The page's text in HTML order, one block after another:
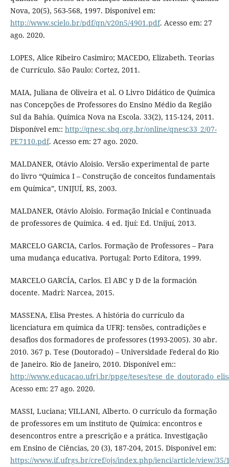
Nova, 20(5), 563-568, 1997. Disponível em:
http://www.scielo.br/pdf/qn/v20n5/4901.pdf. Acesso em: 27
ago. 2020.
LOPES, Alice Ribeiro Casimiro; MACEDO, Elizabeth. Teorias
de Currículo. São Paulo: Cortez, 2011.
MAIA, Juliana de Oliveira et al. O Livro Didático de Química
nas Concepções de Professores do Ensino Médio da Região
Sul da Bahia. Química Nova na Escola. 33(2), 115-124, 2011.
Disponível em:: http://qnesc.sbq.org.br/online/qnesc33_2/07-
PE7110.pdf. Acesso em: 27 ago. 2020.
MALDANER, Otávio Aloisio. Versão experimental de parte
do livro “Química I – Construção de conceitos fundamentais
em Química”, UNIJUÍ, RS, 2003.
MALDANER, Otávio Aloisio. Formação Inicial e Continuada
de professores de Química. 4 ed. Ijuí: Ed. Unijuí, 2013.
MARCELO GARCIA, Carlos. Formação de Professores – Para
uma mudança educativa. Portugal: Porto Editora, 1999.
MARCELO GARCÍA, Carlos. El ABC y D de la formación
docente. Madri: Narcea, 2015.
MASSENA, Elisa Prestes. A história do currículo da
licenciatura em química da UFRJ: tensões, contradições e
desafios dos formadores de professores (1993-2005). 30 abr.
2010. 367 p. Tese (Doutorado) – Universidade Federal do Rio
de Janeiro. Rio de Janeiro, 2010. Disponível em::
http://www.educacao.ufrj.br/ppge/teses/
Acesso em: 27 ago. 2020.
MASSI, Luciana; VILLANI, Alberto. O currículo da formação
de professores em um instituto de Química: encontros e
desencontros entre a prescrição e a prática. Investigação
em Ensino de Ciências, 20 (3), 187-204, 2015. Disponível em:
https://www.if.ufrgs.br/cref/ojs/index.php/ienci/article/view/35/